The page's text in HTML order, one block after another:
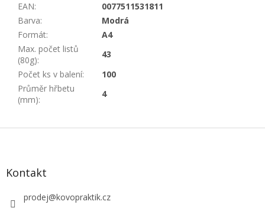
EAN:
0077511531811
Barva:
Modrá
Formát:
A4
Max. počet listů
(80g):
43
Počet ks v balení:
100
Průměr hřbetu
(mm):
4
Z
Kontakt
prodej@kovopraktik.cz